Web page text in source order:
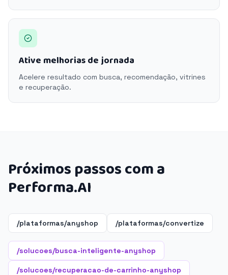
Ative melhorias de jornada
Acelere resultado com busca, recomendação, vitrines
e recuperação.
Próximos passos com a
Performa.AI
/plataformas/anyshop /plataformas/convertize
/solucoes/busca-inteligente-anyshop
/solucoes/recuperacao-de-carrinho-anyshop